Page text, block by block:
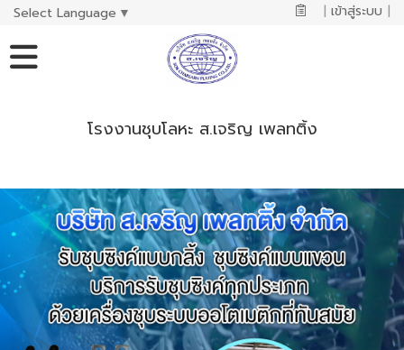
Select Language ▼ | เข้าสู่ระบบ |
โรงงานชุบโลหะ ส.เจริญ เพลทติ้ง